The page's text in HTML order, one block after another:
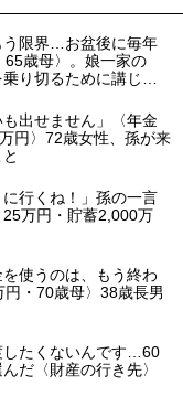
う限界…お盆後に毎年
歳母〉。娘一家の
り切るために講じた
も出せません」〈年金
円〉72歳女性、孫が来
に行くね！」孫の一言
万円・貯蓄2,000万
を使うのは、もう終わ
円・70歳母〉38歳長男
したくないんです…60
だ〈財産の行き先〉